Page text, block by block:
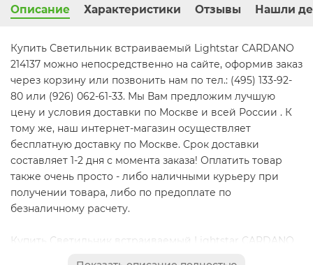
Описание Характеристики Отзывы Нашли
Купить Светильник встраиваемый Lightstar CARDANO
214137 можно непосредственно на сайте, оформив заказ
через корзину или позвонить нам по тел.: (495) 133-92-
80 или (926) 062-61-33. Мы Вам предложим лучшую
цену и условия доставки по Москве и всей России . К
тому же, наш интернет-магазин осуществляет
бесплатную доставку по Москве. Срок доставки
составляет 1-2 дня с момента заказа! Оплатить товар
также очень просто - либо наличными курьеру при
получении товара, либо по предоплате по
безналичному расчету.
Купить Светильник встраиваемый Lightstar CARDANO